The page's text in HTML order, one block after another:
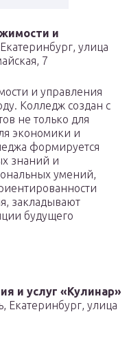
и
улица
7
и управления
Колледж создан с
не только для
экономики и
формируется
знаний и
умений,
закладывают
будущего
и услуг «Кулинар»
Екатеринбург, улица